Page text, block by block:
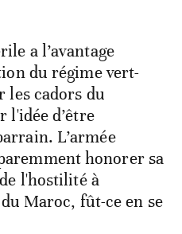
a l’avantage
du régime vert-
les cadors du
l'idée d’être
L’armée
honorer sa
l'hostilité à
Maroc, fût-ce en se